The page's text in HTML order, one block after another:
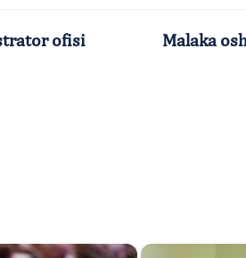
ofisi
Malaka